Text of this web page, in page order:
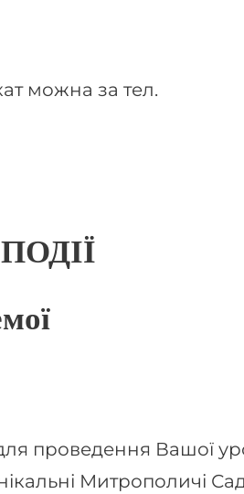
можна за тел.
проведення Вашої
Митрополичі